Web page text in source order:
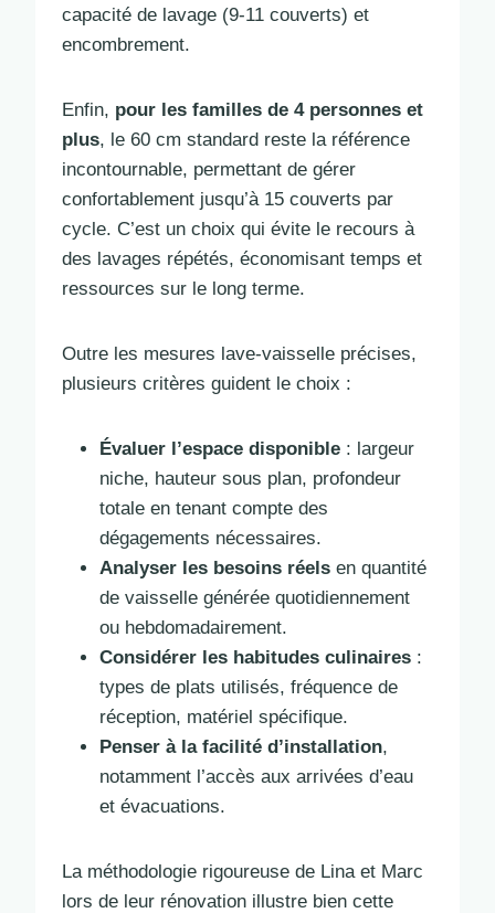
capacité de lavage (9-11 couverts) et
encombrement.
Enfin, pour les familles de 4 personnes et
plus, le 60 cm standard reste la référence
incontournable, permettant de gérer
confortablement jusqu’à 15 couverts par
cycle. C’est un choix qui évite le recours à
des lavages répétés, économisant temps et
ressources sur le long terme.
Outre les mesures lave-vaisselle précises,
plusieurs critères guident le choix :
Évaluer l’espace disponible : largeur
niche, hauteur sous plan, profondeur
totale en tenant compte des
dégagements nécessaires.
Analyser les besoins réels en quantité
de vaisselle générée quotidiennement
ou hebdomadairement.
Considérer les habitudes culinaires :
types de plats utilisés, fréquence de
réception, matériel spécifique.
Penser à la facilité d’installation,
notamment l’accès aux arrivées d’eau
et évacuations.
La méthodologie rigoureuse de Lina et Marc
lors de leur rénovation illustre bien cette